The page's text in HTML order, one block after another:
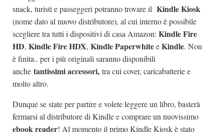
snack, turisti e passeggeri potranno trovare il Kindle Kiosk
(nome dato al nuovo distributore), al cui interno è possibile
scegliere tra tutti i dispositivi di casa Amazon: Kindle Fire
HD, Kindle Fire HDX, Kindle PaperwhiteeKindle. Non
è finita.. per i più originali saranno disponibili
anche tantissimi accessori, tra cui cover, caricabatterie e
molto altro.
Dunque se state per partire e volete leggere un libro, basterà
fermarsi al distributore di Kindle e comprare un nuovissimo
ebook reader! Al momento il primo Kindle Kiosk è stato